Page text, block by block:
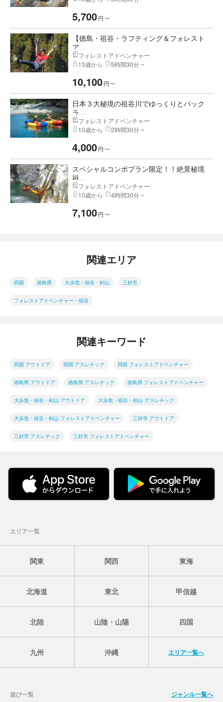
5,700円 〜
【徳島・祖谷・ラフティング＆フォレスト
ア...
フォレストアドベンチャー
13歳から
5時間30分 ~
10,100円 〜
日本３大秘境の祖谷川でゆっくりとパック
ラ...
フォレストアドベンチャー
10歳から
2時間30分 ~
4,000円 〜
スペシャルコンボプラン限定！！絶景秘境
祖...
フォレストアドベンチャー
10歳から
4時間30分 ~
7,100円 〜
関連エリア
四国 徳島県 大歩危・祖谷・剣山 三好市
フォレストアドベンチャー・祖谷
関連キーワード
四国 アウトドア 四国 アスレチック 四国 フォレストアドベンチャー
徳島県 アウトドア 徳島県 アスレチック 徳島県 フォレストアドベンチャー
大歩危・祖谷・剣山 アウトドア 大歩危・祖谷・剣山 アスレチック
大歩危・祖谷・剣山 フォレストアドベンチャー 三好市 アウトドア
三好市 アスレチック 三好市 フォレストアドベンチャー
エリア一覧
関東 関西 東海
北海道 東北 甲信越
北陸 山陰・山陽 四国
九州 沖縄 エリア一覧へ
遊び一覧 ジャンル一覧へ